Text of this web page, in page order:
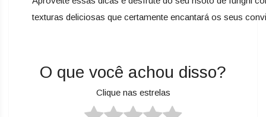
texturas deliciosas que certamente encantará os seus
O que você achou disso?
Clique nas estrelas